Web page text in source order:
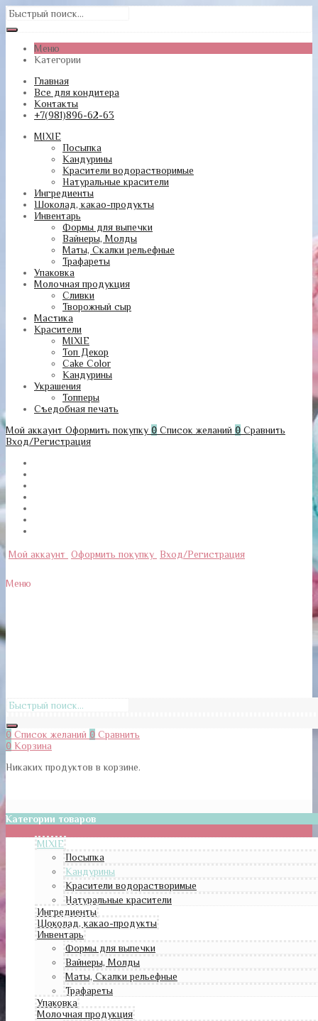
Меню
Категории
Главная
Все для кондитера
Контакты
+7(981)896-62-63
MIXIE
Посыпка
Кандурины
Красители водорастворимые
Натуральные красители
Ингредиенты
Шоколад, какао-продукты
Инвентарь
Формы для выпечки
Вайнеры, Молды
Маты, Скалки рельефные
Трафареты
Упаковка
Молочная продукция
Сливки
Творожный сыр
Мастика
Красители
MIXIE
Топ Декор
Cake Color
Кандурины
Украшения
Топперы
Съедобная печать
Мой аккаунт Оформить покупку 0 Список желаний 0 Сравнить
Вход/Регистрация
Мой аккаунт Оформить покупку Вход/Регистрация
Меню
0 Список желаний 0 Сравнить
0 Корзина
Никаких продуктов в корзине.
Категории товаров
MIXIE
Посыпка
Кандурины
Красители водорастворимые
Натуральные красители
Ингредиенты
Шоколад, какао-продукты
Инвентарь
Формы для выпечки
Вайнеры, Молды
Маты, Скалки рельефные
Трафареты
Упаковка
Молочная продукция